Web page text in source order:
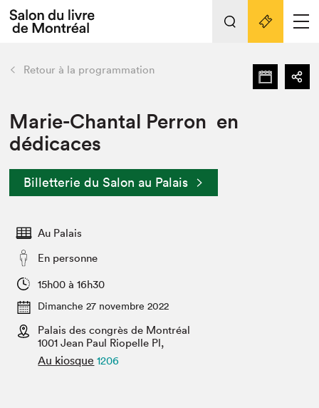
Espace médias
Espace exposant⋅e⋅s
Espace enseignant·e·s
Espace pro
Tout sur l'édition 2022
Actualités
Vidéos et Balados
retour Nos activités
Édition 2022
Planifier sa visite
Nous connaître
Projets partenaires 2022
Archives
Liens pratiques
Retour à la programmation
Marie-Chantal Perron en
dédicaces
Billetterie du Salon au Palais
Au Palais
En personne
15h00 à 16h30
Dimanche 27 novembre 2022
Palais des congrès de Montréal
1001 Jean Paul Riopelle Pl,
Au kiosque 1206